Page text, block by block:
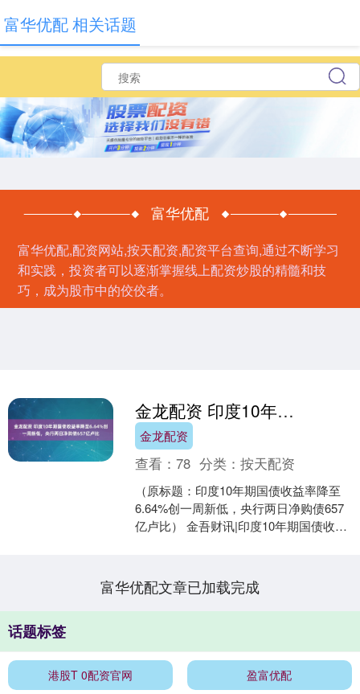
富华优配
富华优配,配资网站,按天配资,配资平台查询,通过不断学习
和实践，投资者可以逐渐掌握线上配资炒股的精髓和技
巧，成为股市中的佼佼者。
富华优配 相关话题
金龙配资 印度10年期国债收益率降至6.64%创一周新低，央行两日净购债657亿卢比
金龙配资
查看：78 分类：按天配资
（原标题：印度10年期国债收益率降至
6.64%创一周新低，央行两日净购债657
亿卢比） 金吾财讯|印度10年期国债收益
富华优配文章已加载完成
话题标签
港股T 0配资官网 盈富优配